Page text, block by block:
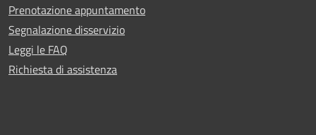
Prenotazione appuntamento
Segnalazione disservizio
Leggi le FAQ
Richiesta di assistenza